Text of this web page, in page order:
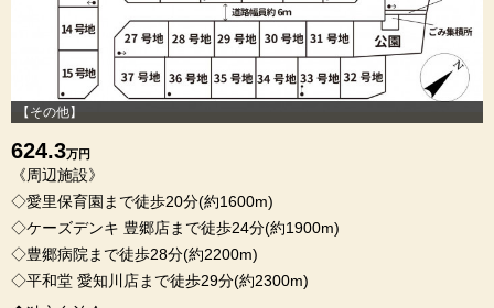
【その他】
624.3万円
《周辺施設》
◇愛里保育園まで徒歩20分(約1600m)
◇ケーズデンキ 豊郷店まで徒歩24分(約1900m)
◇豊郷病院まで徒歩28分(約2200m)
◇平和堂 愛知川店まで徒歩29分(約2300m)